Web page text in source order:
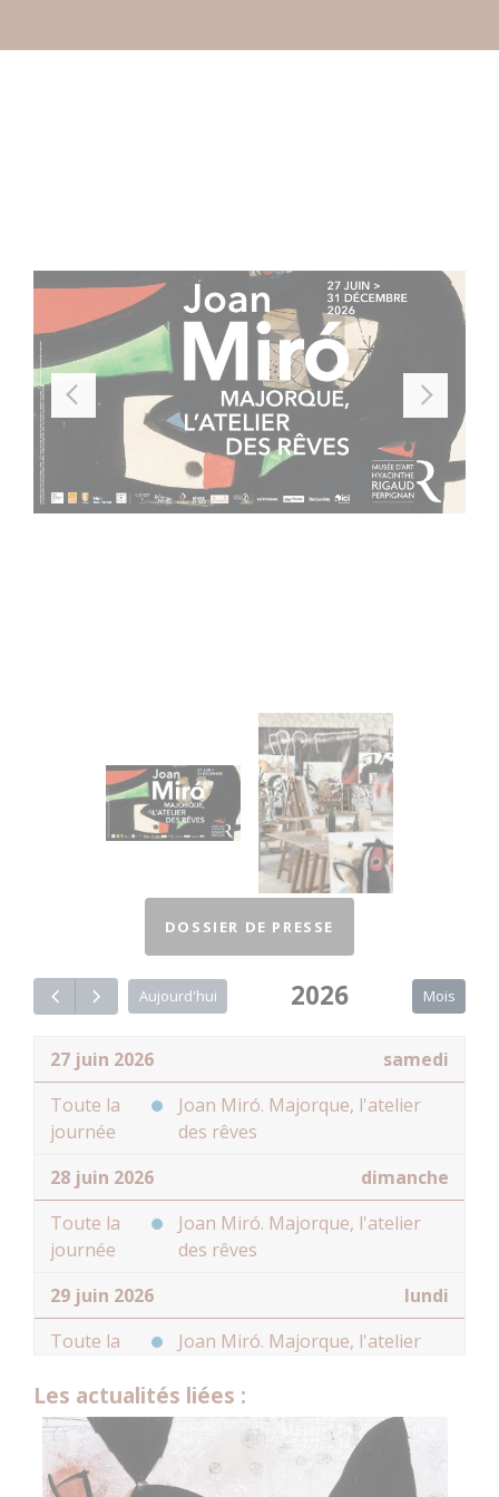
DOSSIER DE PRESSE
Aujourd'hui 2026 Mois
27 juin 2026
samedi
Toute la
journée
Joan Miró. Majorque, l'atelier
des rêves
28 juin 2026
dimanche
Toute la
journée
Joan Miró. Majorque, l'atelier
des rêves
29 juin 2026
lundi
Toute la
Joan Miró. Majorque, l'atelier
30 juin 2026
mardi
Toute la
journée
Joan Miró. Majorque, l'atelier
des rêves
Les actualités liées :